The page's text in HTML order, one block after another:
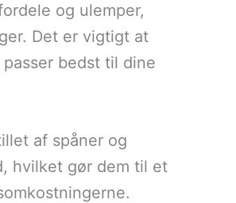
og ulemper,
Det er vigtigt at
bedst til dine
af spåner og
hvilket gør dem til et